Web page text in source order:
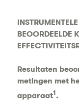
BEOORDEELDE
Resultaten
metingen met
apparaat1.